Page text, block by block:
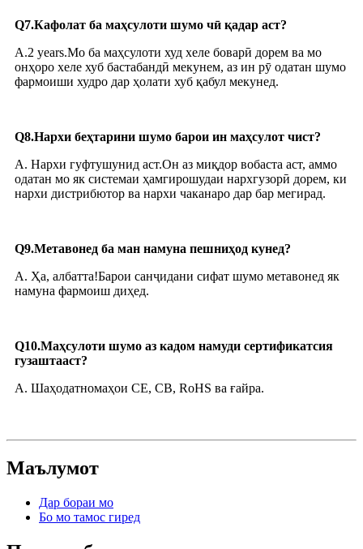
Q7.Кафолат ба маҳсулоти шумо чӣ қадар аст?
A.2 years.Мо ба маҳсулоти худ хеле боварӣ дорем ва мо
онҳоро хеле хуб бастабандӣ мекунем, аз ин рӯ одатан шумо
фармоиши худро дар ҳолати хуб қабул мекунед.
Q8.Нархи беҳтарини шумо барои ин маҳсулот чист?
A. Нархи гуфтушунид аст.Он аз миқдор вобаста аст, аммо
одатан мо як системаи ҳамгирошудаи нархгузорӣ дорем, ки
нархи дистрибютор ва нархи чаканаро дар бар мегирад.
Q9.Метавонед ба ман намуна пешниҳод кунед?
A. Ҳа, албатта!Барои санҷидани сифат шумо метавонед як
намуна фармоиш диҳед.
Q10.Маҳсулоти шумо аз кадом намуди сертификатсия
гузаштааст?
A. Шаҳодатномаҳои CE, CB, RoHS ва ғайра.
Маълумот
Дар бораи мо
Бо мо тамос гиред